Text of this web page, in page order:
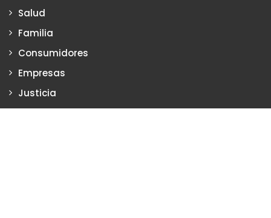
Salud
Familia
Consumidores
Empresas
Justicia